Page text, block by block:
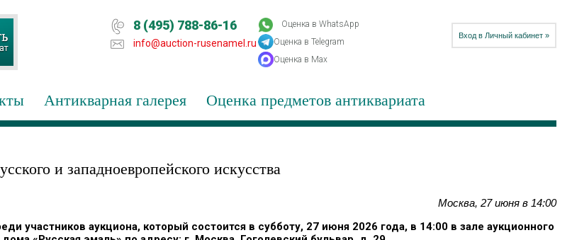
8 (495) 788-86-16
info@auction-rusenamel.ru
Оценка в WhatsApp
Оценка в Telegram
Оценка в Max
Вход в Личный кабинет »
Антикварная галерея Оценка предметов антиквариата
и западноевропейского искусства
Москва, 27 июня в 14:00
участников аукциона, который состоится в субботу, 27 июня 2026 года, в 14:00 в зале аукционного